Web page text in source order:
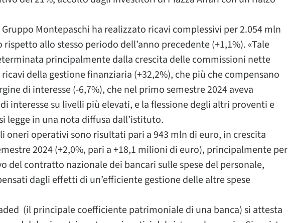
Montepaschi ha realizzato ricavi complessivi per 2.054 mln
allo stesso periodo dell’anno precedente (+1,1%). «Tale
principalmente dalla crescita delle commissioni nette
della gestione finanziaria (+32,2%), che più che compensano
di interesse (-6,7%), che nel primo semestre 2024 aveva
interesse su livelli più elevati, e la flessione degli altri proventi e
legge in una nota diffusa dall’istituto.
oneri operativi sono risultati pari a 943 mln di euro, in crescita
2024 (+2,0%, pari a +18,1 milioni di euro), principalmente per
del contratto nazionale dei bancari sulle spese del personale,
dagli effetti di un’efficiente gestione delle altre spese
(il principale coefficiente patrimoniale di una banca) si attesta